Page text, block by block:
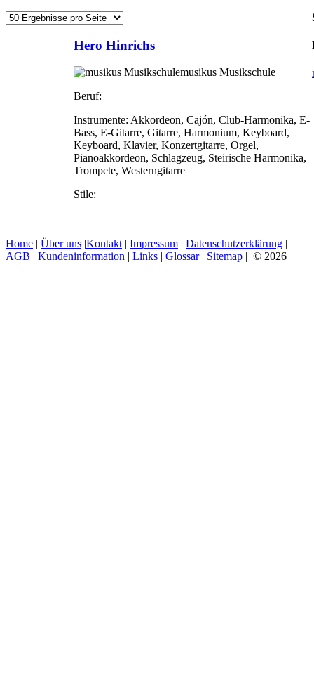
Hero Hinrichs
musikus Musikschule
Beruf:
Instrumente: Akkordeon, Cajón, Club-Harmonika, E-
Bass, E-Gitarre, Gitarre, Harmonium, Keyboard,
Keyboard, Klavier, Konzertgitarre, Orgel,
Pianoakkordeon, Schlagzeug, Steirische Harmonika,
Trompete, Westerngitarre
Stile:
Home | Über uns |Kontakt | Impressum | Datenschutzerklärung |
AGB | Kundeninformation | Links | Glossar| Sitemap | © 2026